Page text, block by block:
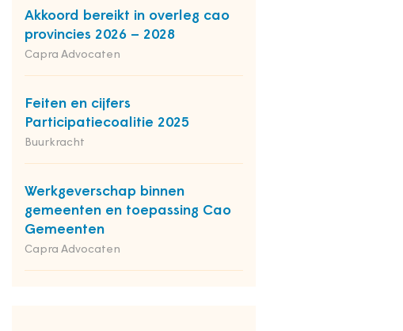
Akkoord bereikt in overleg cao
provincies 2026 – 2028
Capra Advocaten
Feiten en cijfers
Participatiecoalitie 2025
Buurkracht
Werkgeverschap binnen
gemeenten en toepassing Cao
Gemeenten
Capra Advocaten